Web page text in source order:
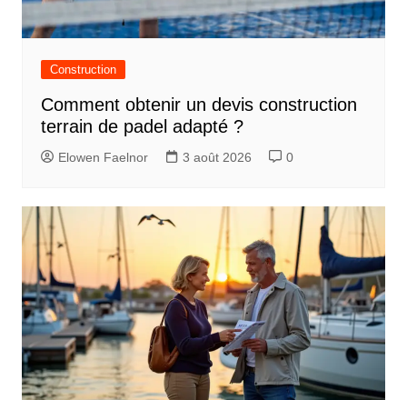
Construction
Comment obtenir un devis construction
terrain de padel adapté ?
Elowen Faelnor 3 août 2026 0